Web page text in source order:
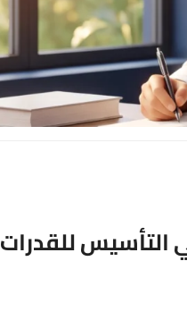
التأسيس للقدرات